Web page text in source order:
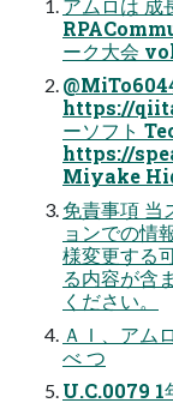
ーク大会
https://
ーソフト
https://
Miyake
免責事項 当
ョンでの情
様変更する
る内容が含
ください。
ＡＩ、アム
べ つ
U.C.0079 1